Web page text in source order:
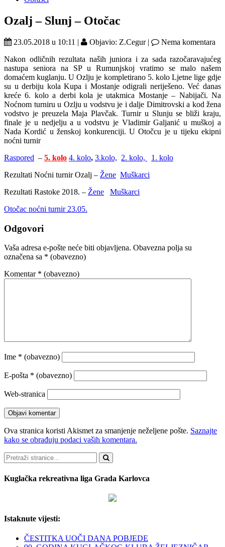
Ozalj – Slunj – Otočac
23.05.2018 u 10:11 | Objavio: Z.Cegur |
Nema komentara
Nakon odličnih rezultata naših juniora i za sada razočaravajućeg
nastupa seniora na SP u Rumunjskoj vratimo se malo našem
domaćem kuglanju. U Ozlju je kompletirano 5. kolo Ljetne lige gdje
su u derbiju kola Kupa i Mostanje odigrali neriješeno. Već danas
kreće 6. kolo a derbi kola je utakmica Mostanje – Nabijači. Na
Noćnom turniru u Ozlju u vodstvu je i dalje Dimitrovski a kod žena
vodstvo je preuzela Maja Plavčak. Turnir u Slunju se bliži kraju,
finale je u nedjelju a u vodstvu je Vladimir Galjanić u muškoj a
Nada Kordić u ženskoj konkurenciji. U Otočcu je u tijeku ekipni
noćni turnir
Raspored – 5. kolo 4. kolo, 3.kolo, 2. kolo,
1. kolo
Rezultati Noćni turnir Ozalj – Žene Muškarci
Rezultati Rastoke 2018. – Žene
Muškarci
Otočac noćni turnir 23.05.
Odgovori
Vaša adresa e-pošte neće biti objavljena. Obavezna polja su
označena sa * (obavezno)
Komentar * (obavezno)
Ime * (obavezno)
E-pošta * (obavezno)
Web-stranica
Ova stranica koristi Akismet za smanjenje neželjene pošte. Saznajte
kako se obrađuju podaci vaših komentara.
Pretraži
Kuglačka rekreativna liga Grada Karlovca
Istaknute vijesti:
ČESTITKA UOČI DANA POBJEDE